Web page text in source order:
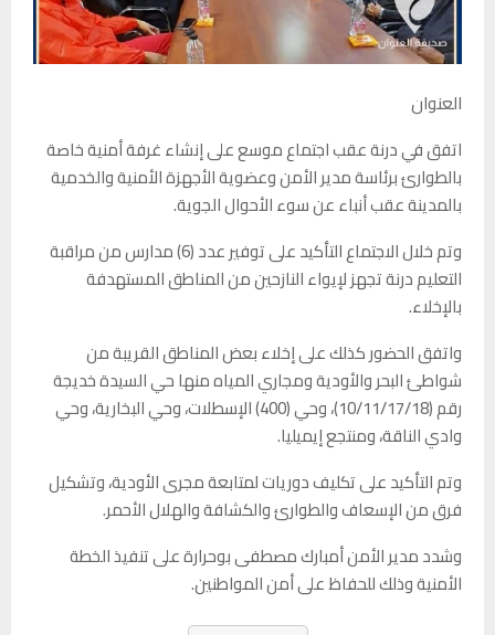
العنوان
اتفق في درنة عقب اجتماع موسع على إنشاء غرفة أمنية خاصة
بالطوارئ برئاسة مدير الأمن وعضوية الأجهزة الأمنية والخدمية
بالمدينة عقب أنباء عن سوء الأحوال الجوية.
وتم خلال الاجتماع التأكيد على توفير عدد (6) مدارس من مراقبة
التعليم درنة تجهز لإيواء النازحين من المناطق المستهدفة
بالإخلاء.
واتفق الحضور كذلك على إخلاء بعض المناطق القريبة من
شواطئ البحر والأودية ومجاري المياه ︎منها حي السيدة خديجة
رقم (10/11/17/18)︎، وحي (400) الإسطلات، وحي البخارية︎، وحي
وادي الناق︎ة، ومنتجع إيميليا.
وتم التأكيد على تكليف دوريات لمتابعة مجرى الأودية، وتشكيل
فرق من الإسعاف والطوارئ والكشافة والهلال الأحمر.
وشدد مدير الأمن أمبارك مصطفى بوحرارة على تنفيذ الخطة
الأمنية وذلك للحفاظ على أمن المواطنين.